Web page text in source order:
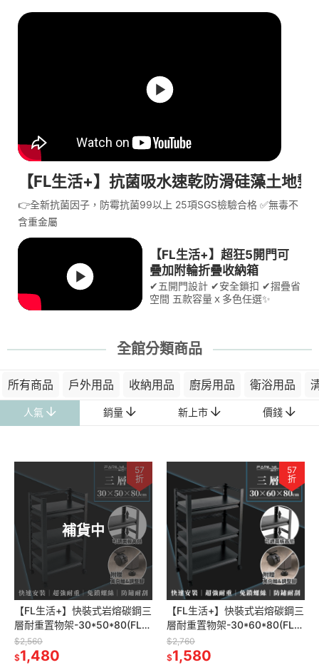
【FL生活+】抗菌吸水速乾防滑硅藻土地墊
👉全新抗菌因子，防霉抗菌99以上 25項SGS檢驗合格 ✅無毒不
含重金屬
【FL生活+】超狂5開門可
疊加附輪折疊收納箱
✔五開門設計 ✔安全鎖扣 ✔摺疊省
空間 五款容量ｘ多色任選✨
全館分類商品
所有商品 戶外用品 收納用品 廚房用品 衛浴用品
人氣 銷量 新上市 價錢
補貨中
57
折
【FL生活+】快裝式岩熔碳鋼三
層耐重置物架-30*50*80(FL-
257)免螺絲 角鋼架 展示架 層
架 廚房層架 書架
$2,560
$1,480
57
折
【FL生活+】快裝式岩熔碳鋼三
層耐重置物架-30*60*80(FL-
258)免螺絲 角鋼架 展示架 層
架 廚房層架 書架
$2,760
$1,580